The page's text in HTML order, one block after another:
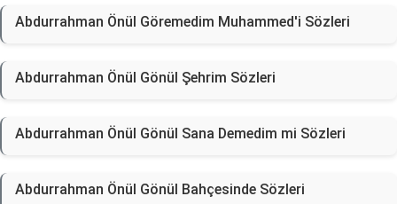
Abdurrahman Önül Göremedim Muhammed'i Sözleri
Abdurrahman Önül Gönül Şehrim Sözleri
Abdurrahman Önül Gönül Sana Demedim mi Sözleri
Abdurrahman Önül Gönül Bahçesinde Sözleri